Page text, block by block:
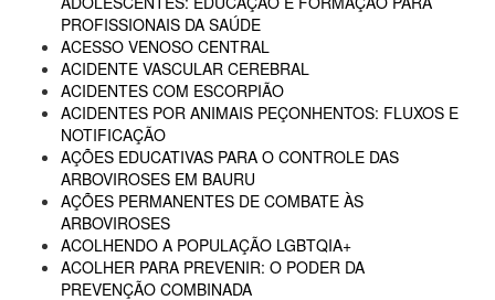
PROFISSIONAIS DA SAÚDE
ACESSO VENOSO CENTRAL
ACIDENTE VASCULAR CEREBRAL
ACIDENTES COM ESCORPIÃO
ACIDENTES POR ANIMAIS PEÇONHENTOS: FLUXOS E
NOTIFICAÇÃO
AÇÕES EDUCATIVAS PARA O CONTROLE DAS
ARBOVIROSES EM BAURU
AÇÕES PERMANENTES DE COMBATE ÀS
ARBOVIROSES
ACOLHENDO A POPULAÇÃO LGBTQIA+
ACOLHER PARA PREVENIR: O PODER DA
PREVENÇÃO COMBINADA